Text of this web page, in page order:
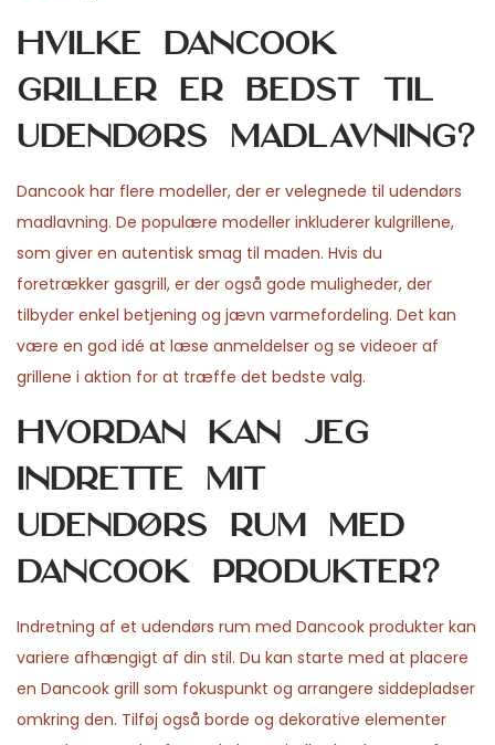
Hvilke Dancook
griller er bedst til
udendørs madlavning?
Dancook har flere modeller, der er velegnede til udendørs
madlavning. De populære modeller inkluderer kulgrillene,
som giver en autentisk smag til maden. Hvis du
foretrækker gasgrill, er der også gode muligheder, der
tilbyder enkel betjening og jævn varmefordeling. Det kan
være en god idé at læse anmeldelser og se videoer af
grillene i aktion for at træffe det bedste valg.
Hvordan kan jeg
indrette mit
udendørs rum med
Dancook produkter?
Indretning af et udendørs rum med Dancook produkter kan
variere afhængigt af din stil. Du kan starte med at placere
en Dancook grill som fokuspunkt og arrangere siddepladser
omkring den. Tilføj også borde og dekorative elementer